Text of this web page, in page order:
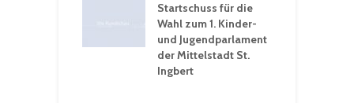
Startschuss für die
Wahl zum 1. Kinder-
und Jugendparlament
der Mittelstadt St.
Ingbert